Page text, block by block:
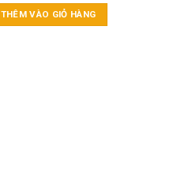
THÊM VÀO GIỎ HÀNG